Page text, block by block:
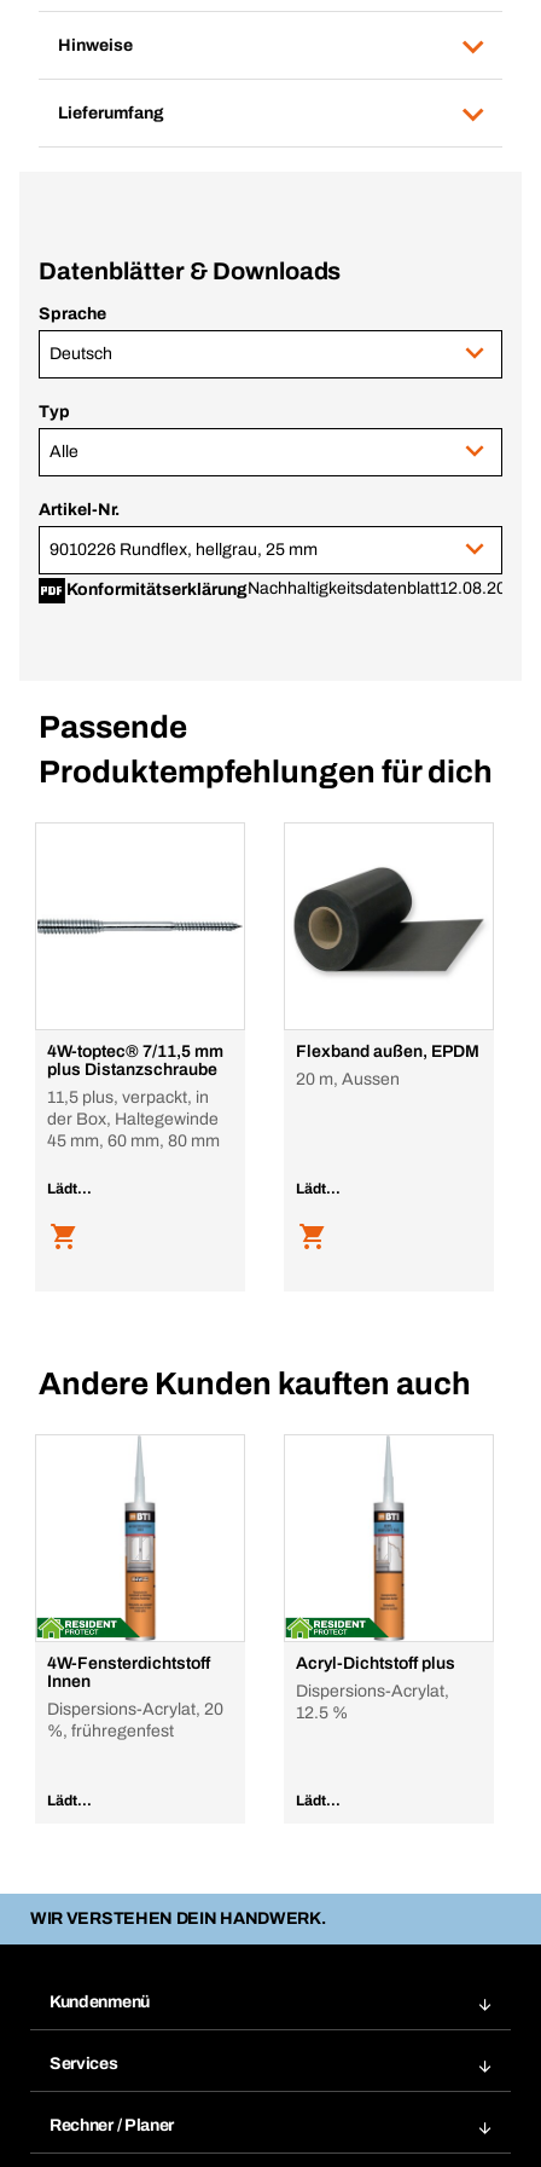
Hinweise
Lieferumfang
Datenblätter & Downloads
Sprache
Deutsch
Typ
Alle
Artikel-Nr.
9010226 Rundflex, hellgrau, 25 mm
KonformitätserklärungNachhaltigkeitsdatenblatt12.08.2024
Passende
Produktempfehlungen für dich
4W-toptec® 7/11,5 mm
plus Distanzschraube
11,5 plus, verpackt, in
der Box, Haltegewinde
45 mm, 60 mm, 80 mm
Lädt...
Flexband außen, EPDM
20 m, Aussen
Lädt...
Andere Kunden kauften auch
4W-Fensterdichtstoff
Innen
Dispersions-Acrylat, 20
%, frühregenfest
Lädt...
Acryl-Dichtstoff plus
Dispersions-Acrylat,
12.5 %
Lädt...
WIR VERSTEHEN DEIN HANDWERK.
Kundenmenü
Rechnungen
Daueraufträge
Services
Rechner / Planer